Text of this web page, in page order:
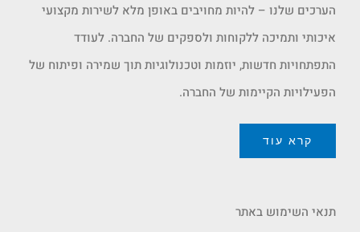
הערכים שלנו – להיות מחויבים באופן מלא לשירות מקצועי
איכותי ותמיכה ללקוחות ולספקים של החברה. לעודד
התפתחויות חדשות, יוזמות וטכנולוגיות תוך שמירה ופיתוח של
הפעילויות הקיימות של החברה.
קרא עוד
תנאי השימוש באתר